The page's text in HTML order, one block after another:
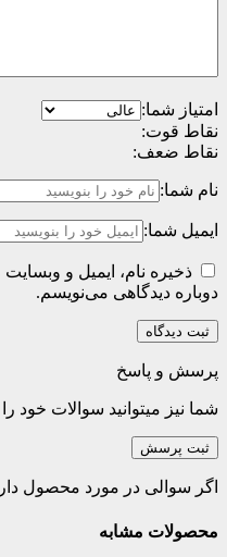
امتیاز شما:
نقاط قوت:
نقاط ضعف:
نام شما:
ایمیل شما:
ذخیره نام، ایمیل و
دوباره دیدگاهی می‌نویسم.
پرسش و پاسخ
شما نیز میتوانید سوالات خود
ثبت پرسش
اگر سوالی در مورد محصول
محصولات مشابه